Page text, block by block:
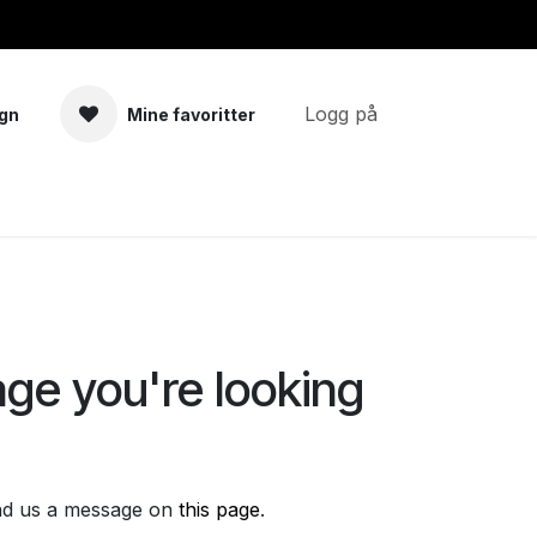
Mine favoritter Logg på
you're looking
us a message on this page.